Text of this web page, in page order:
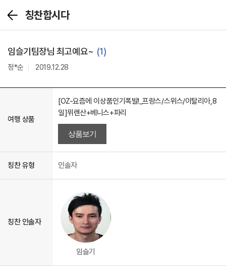
뒤
로
기
칭찬합시다
임슬기팀장님 최고예요~ (1)
정*순 2019.12.28
여행 상품
[OZ-요즘에 이상품인기폭발!_프랑스/스위스/이탈리아,8
일]뮈렌산+베니스+파리
상품보기
칭찬 유형 인솔자
칭찬 인솔자
임슬기